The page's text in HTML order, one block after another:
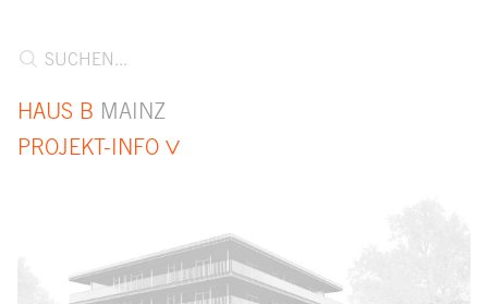
HAUS B MAINZ
PROJEKT-INFO